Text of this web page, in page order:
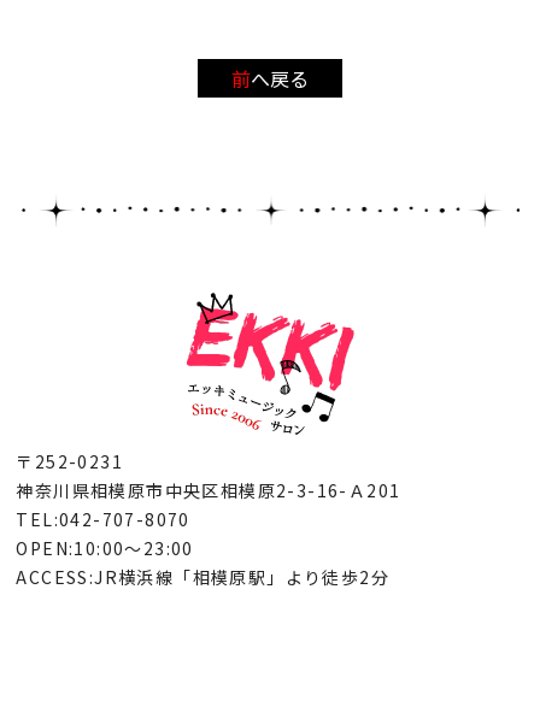
前へ戻る
〒252-0231
神奈川県相模原市中央区相模原2-3-16-Ａ201
TEL:042-707-8070
OPEN:10:00～23:00
ACCESS:JR横浜線「相模原駅」より徒歩2分